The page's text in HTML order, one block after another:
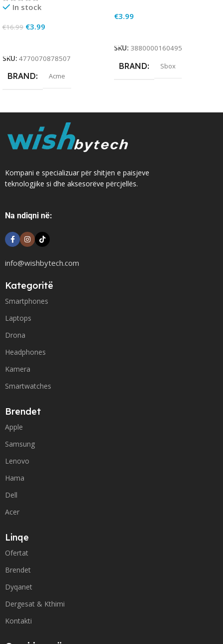
In stock
€16.99 €3.99
SKU: 4770070878507
BRAND Acme
€3.99
SKU: 3880000160495
BRAND Sbox
Kompani e specializuar për shitjen e paisjeve
teknologjike si dhe aksesorëve përcjellës.
Na ndiqni në:
info@wishbytech.com
Kategoritë
Smartphones
Laptops
Drona
Headphones
Kamera
Smartwatches
Brendet
Apple
Samsung
Lenovo
Hama
Dell
Acer
Linqe
Ofertat
Brendet
Dyqanet
Dergesat & Kthimi
Kontakti